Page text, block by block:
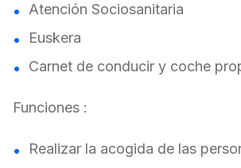
Atención Sociosanitaria
Euskera
Carnet de conducir y coche
Funciones :
Realizar la acogida de las